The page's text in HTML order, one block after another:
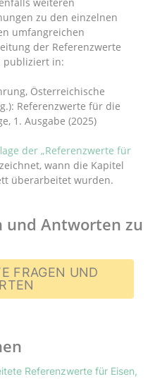
zu den einzelnen
umfangreichen
der Referenzwerte
publiziert in:
Österreichische
Referenzwerte für die
1. Ausgabe (2025)
der „Referenzwerte für
wann die Kapitel
überarbeitet wurden.
und Antworten zu
FRAGEN UND
Referenzwerte für Eisen,